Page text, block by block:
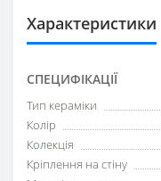
Характеристики
СПЕЦИФІКАЦІЇ
Тип кераміки
Колір
Колекція
Кріплення на стіну